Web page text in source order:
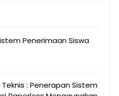
Penerimaan Siswa
: Penerapan Sistem